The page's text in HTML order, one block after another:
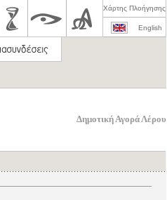
Χάρτης Πλοήγησης
English
Δημοτική Αγορά Λέρου